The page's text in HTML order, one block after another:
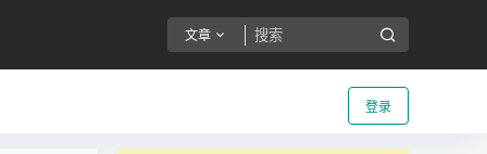
文章
登录